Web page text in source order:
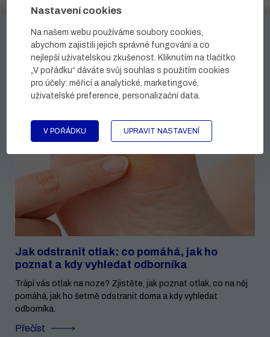
Nastavení cookies
Na našem webu používáme soubory cookies,
abychom zajistili jejich správné fungování a co
nejlepší uživatelskou zkušenost. Kliknutím na tlačítko
„V pořádku“ dáváte svůj souhlas s použitím cookies
pro účely:měřicí a analytické, marketingové,
uživatelské preference, personalizační data.
V POŘÁDKU UPRAVIT NASTAVENÍ
BLOG
Jak odstranit otlak: co pomáhá, jak ho
poznat a kdy vyhledat odborníka
Trápí vás otlak na noze? Zjistěte, jak poznat otlak, co na něj
pomáhá, jak ho šetrně odstranit doma a kdy vyhledat
odborníka.
Přečíst